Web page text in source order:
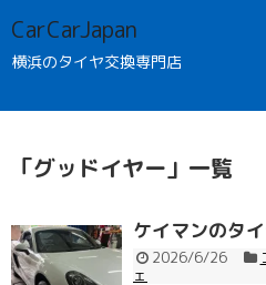
CarCarJapan
横浜のタイヤ交換専門店
「グッドイヤー 」 一覧
ケイマンのタ
2026/6/26
ェ